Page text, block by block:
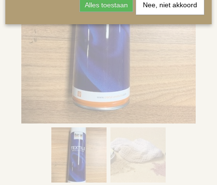
| KUSSENS OP MAAT
Alles toestaan Nee, niet akkoord